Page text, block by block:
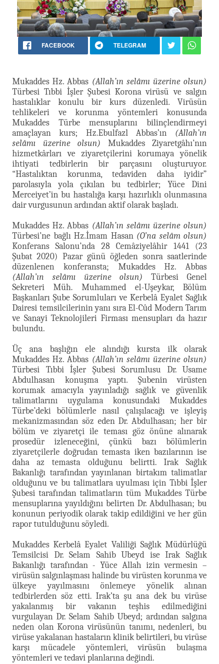
FACEBOOK TELEGRAM
Mukaddes Hz. Abbas (Allah’ın selâmı üzerine olsun)
Türbesi Tıbbi İşler Şubesi Korona virüsü ve salgın
hastalıklar konulu bir kurs düzenledi. Virüsün
tehlikeleri ve korunma yöntemleri konusunda
Mukaddes Türbe mensuplarını bilinçlendirmeyi
amaçlayan kurs; Hz.Ebulfazl Abbas’ın (Allah’ın
selâmı üzerine olsun) Mukaddes Ziyaretgâhı’nın
hizmetkârları ve ziyaretçilerini korumaya yönelik
ihtiyati tedbirlerin bir parçasını oluşturuyor.
“Hastalıktan korunma, tedaviden daha iyidir”
parolasıyla yola çıkılan bu tedbirler; Yüce Dini
Merceiyet’in bu hastalığa karşı hazırlıklı olunmasına
dair vurgusunun ardından aktif olarak başladı.
Mukaddes Hz. Abbas (Allah’ın selâmı üzerine olsun)
Türbesi’ne bağlı Hz.İmam Hasan (O’na selâm olsun)
Konferans Salonu’nda 28 Cemâziyelâhir 1441 (23
Şubat 2020) Pazar günü öğleden sonra saatlerinde
düzenlenen konferansta; Mukaddes Hz. Abbas
(Allah’ın selâmı üzerine olsun) Türbesi Genel
Sekreteri Müh. Muhammed el-Uşeykar, Bölüm
Başkanları Şube Sorumluları ve Kerbelâ Eyalet Sağlık
Dairesi temsilcilerinin yanı sıra El-Cûd Modern Tarım
ve Sanayi Teknolojileri Firması mensupları da hazır
bulundu.
Üç ana başlığın ele alındığı kursta ilk olarak
Mukaddes Hz. Abbas (Allah’ın selâmı üzerine olsun)
Türbesi Tıbbi İşler Şubesi Sorumlusu Dr. Usame
Abdulhasan konuşma yaptı. Şubenin virüsten
korumak amacıyla yayınladığı sağlık ve güvenlik
talimatlarını uygulama konusundaki Mukaddes
Türbe’deki bölümlerle nasıl çalışılacağı ve işleyiş
mekanizmasından söz eden Dr. Abdulhasan; her bir
bölüm ve ziyaretçi ile teması göz önüne alınarak
prosedür izleneceğini, çünkü bazı bölümlerin
ziyaretçilerle doğrudan temasta iken bazılarının ise
daha az temasta olduğunu belirtti. Irak Sağlık
Bakanlığı tarafından yayınlanan birtakım talimatlar
olduğunu ve bu talimatlara uyulması için Tıbbi İşler
Şubesi tarafından talimatların tüm Mukaddes Türbe
mensuplarına yayıldığını belirten Dr. Abdulhasan; bu
konunun periyodik olarak takip edildiğini ve her gün
rapor tutulduğunu söyledi.
Mukaddes Kerbelâ Eyalet Valiliği Sağlık Müdürlüğü
Temsilcisi Dr. Selam Sahib Ubeyd ise Irak Sağlık
Bakanlığı tarafından - Yüce Allah izin vermesin –
virüsün salgınlaşması halinde bu virüsten korunma ve
ülkeye yayılmasını önlemeye yönelik alınan
tedbirlerden söz etti. Irak’ta şu ana dek bu virüse
yakalanmış bir vakanın teşhis edilmediğini
vurgulayan Dr. Selam Sahib Ubeyd; ardından salgına
neden olan Korona virüsünün tanımı, nedenleri, bu
virüse yakalanan hastaların klinik belirtileri, bu virüse
karşı mücadele yöntemleri, virüsün bulaşma
yöntemleri ve tedavi planlarına değindi.